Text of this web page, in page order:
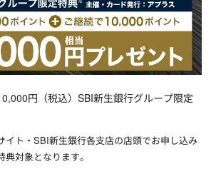
円（税込）SBI新生銀行グループ限定
イト・SBI新生銀行各支店の店頭でお申し込み
対象となります。